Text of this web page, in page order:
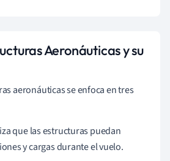
Aeronáuticas y su
aeronáuticas se enfoca en tres
que las estructuras puedan
y cargas durante el vuelo.